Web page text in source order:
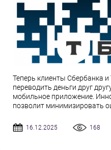
Теперь клиенты Сбербанка и
переводить деньги друг
мобильное приложение.
позволит минимизировать
16.12.2025 168